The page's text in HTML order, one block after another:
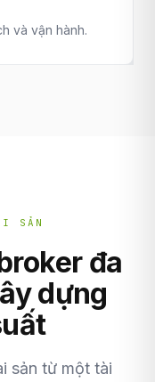
và vận hành.
SẢN
đa
dựng
sản từ một tài